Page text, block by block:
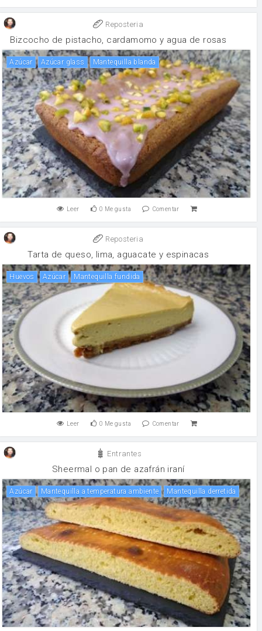
Reposteria
Bizcocho de pistacho, cardamomo y agua de rosas
Azúcar Azúcar glass Mantequilla blanda
Leer 0 Me gusta Comentar
Reposteria
Tarta de queso, lima, aguacate y espinacas
huevos Azúcar Mantequilla fundida
Leer 0 Me gusta Comentar
Entrantes
Sheermal o pan de azafrán iraní
Azúcar Mantequilla a temperatura ambiente Mantequilla derretida